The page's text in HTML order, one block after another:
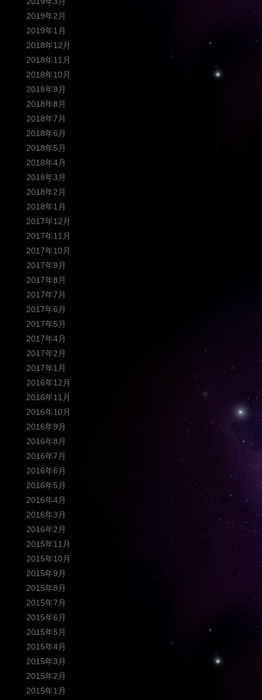
2019年2月
2019年1月
2018年12月
2018年11月
2018年10月
2018年9月
2018年8月
2018年7月
2018年6月
2018年5月
2018年4月
2018年3月
2018年2月
2018年1月
2017年12月
2017年11月
2017年10月
2017年9月
2017年8月
2017年7月
2017年6月
2017年5月
2017年4月
2017年2月
2017年1月
2016年12月
2016年11月
2016年10月
2016年9月
2016年8月
2016年7月
2016年6月
2016年5月
2016年4月
2016年3月
2016年2月
2015年11月
2015年10月
2015年9月
2015年8月
2015年7月
2015年6月
2015年5月
2015年4月
2015年3月
2015年2月
2015年1月